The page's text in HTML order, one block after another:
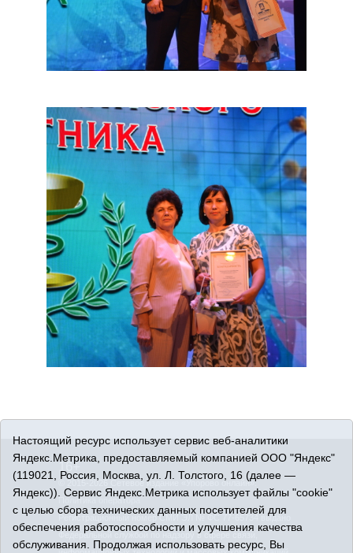
16+
© 2015-2026 Сетевое издание «Упорово онлайн».
Политика оператора
Регистрационный номер СМИ ЭЛ № ФС 77-65734 выдано
Федеральной службой по надзору в сфере связи,
Настоящий ресурс использует сервис веб-аналитики
Яндекс.Метрика, предоставляемый компанией ООО "Яндекс"
(119021, Россия, Москва, ул. Л. Толстого, 16 (далее —
Яндекс)). Сервис Яндекс.Метрика использует файлы "cookie"
с целью сбора технических данных посетителей для
обеспечения работоспособности и улучшения качества
обслуживания. Продолжая использовать ресурс, Вы